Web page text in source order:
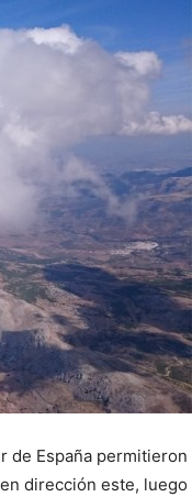
de España permitieron
dirección este, luego